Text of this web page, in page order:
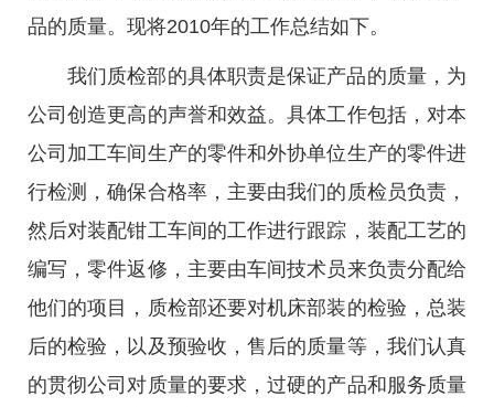
品的质量。现将2010年的工作总结如下。
我们质检部的具体职责是保证产品的质量，为
公司创造更高的声誉和效益。具体工作包括，对本
公司加工车间生产的零件和外协单位生产的零件进
行检测，确保合格率，主要由我们的质检员负责，
然后对装配钳工车间的工作进行跟踪，装配工艺的
编写，零件返修，主要由车间技术员来负责分配给
他们的项目，质检部还要对机床部装的检验，总装
后的检验，以及预验收，售后的质量等，我们认真
的贯彻公司对质量的要求，过硬的产品和服务质量